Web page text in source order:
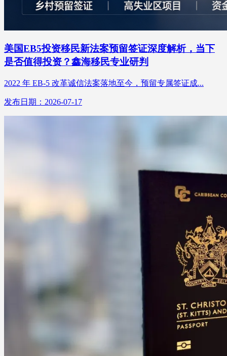
美国EB5投资移民新法案预留签证深度解析，当下
是否值得投资？鑫海移民专业研判
2022 年 EB-5 改革诚信法案落地至今，预留专属签证成...
发布日期：2026-07-17